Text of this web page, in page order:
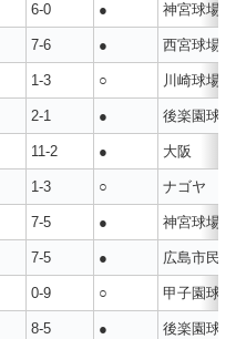
6-0 ● 神宮球場
7-6 ● 西宮球場
1-3 ○ 川崎球場
2-1 ● 後楽園球場
11-2 ● 大阪
1-3 ○ ナゴヤ
7-5 ● 神宮球場
7-5 ● 広島市民
0-9 ○ 甲子園球場
8-5 ● 後楽園球場